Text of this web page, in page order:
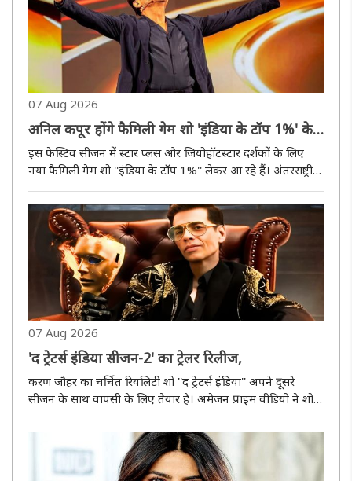
07 Aug 2026
अनिल कपूर होंगे फैमिली गेम शो 'इंडिया के टॉप 1%' के
होस्ट, 5 सितंबर से शुरू होगा
इस फेस्टिव सीजन में स्टार प्लस और जियोहॉटस्टार दर्शकों के लिए
नया फैमिली गेम शो ''इंडिया के टॉप 1%'' लेकर आ रहे हैं। अंतरराष्ट्रीय
में प्रीमियर 5 सितंबर से होगा। नीदरलैंड्स, जर्मन..
07 Aug 2026
'द ट्रेटर्स इंडिया सीजन-2' का ट्रेलर रिलीज,
करण जौहर का चर्चित रियलिटी शो ''द ट्रेटर्स इंडिया'' अपने दूसरे
सीजन के साथ वापसी के लिए तैयार है। अमेजन प्राइम वीडियो ने शो में
ट्रेलर भी जारी कर दिया है। पिछले सीजन की तरह इस बार भी ..